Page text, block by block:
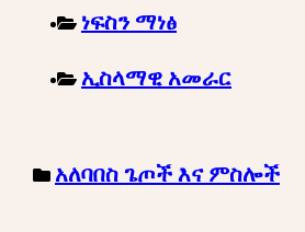
ነፍስን ማነፅ
ኢስላማዊ አመራር
አለባበስ ጌጦች እና ምስሎች